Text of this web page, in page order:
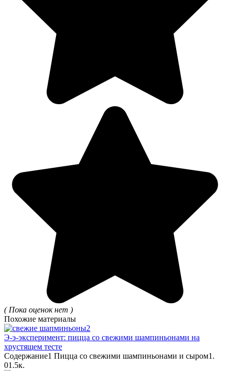
( Пока оценок нет )
Похожие материалы
Э-э-эксперимент: пицца со свежими шампиньонами на
хрустящем тесте
Содержание1 Пицца со свежими шампиньонами и сыром1.
01.5к.